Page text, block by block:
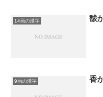
14画の漢字 馛
9画の漢字 香